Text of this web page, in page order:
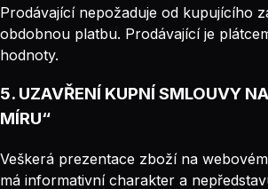
Prodávající nepožaduje od kupujícího
obdobnou platbu. Prodávající je
hodnoty.
5. UZAVŘENÍ KUPNÍ SMLOUVY
MÍRU“
Veškerá prezentace zboží na
má informativní charakter a